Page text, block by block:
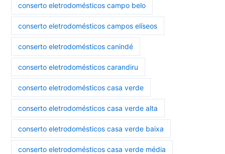
conserto eletrodomésticos campo belo
conserto eletrodomésticos campos elíseos
conserto eletrodomésticos canindé
conserto eletrodomésticos carandiru
conserto eletrodomésticos casa verde
conserto eletrodomésticos casa verde alta
conserto eletrodomésticos casa verde baixa
conserto eletrodomésticos casa verde média